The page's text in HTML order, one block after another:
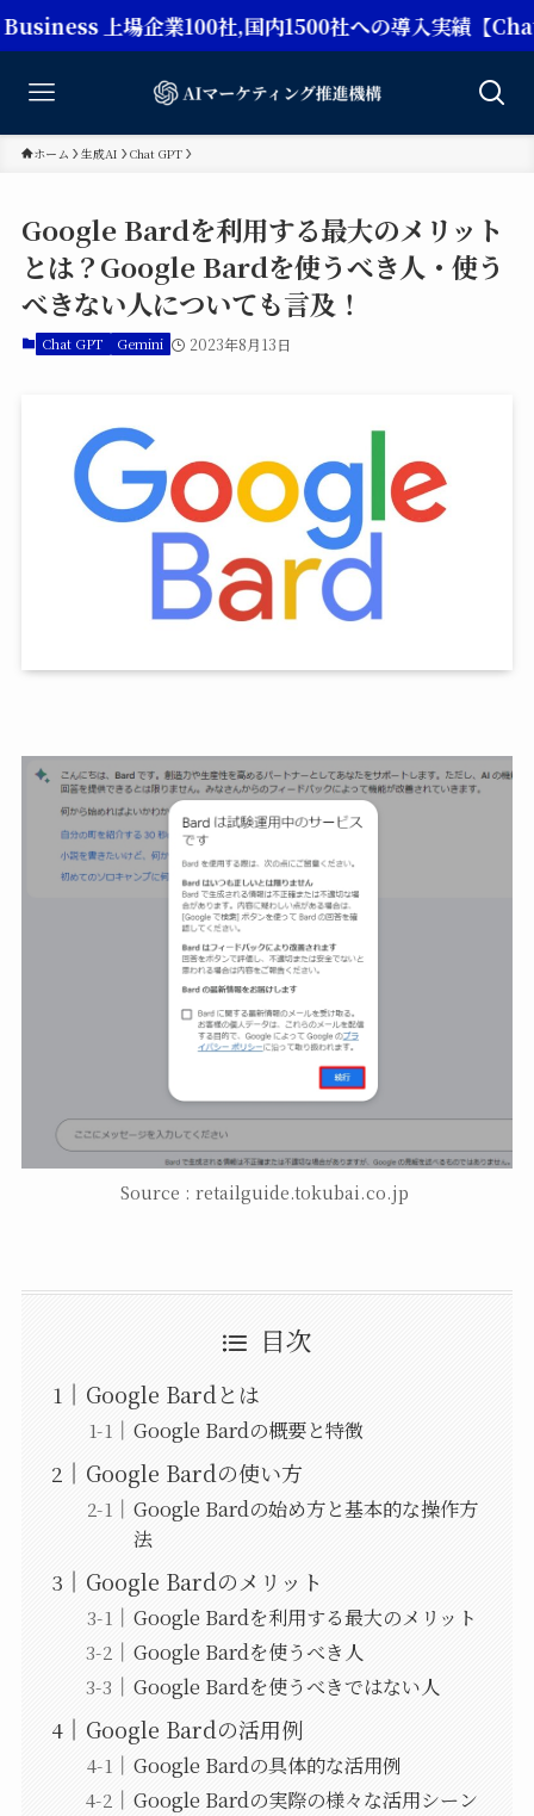
企業100社,国内1500社への導入実績【Chat GPTオー
ホーム 生成AI Chat GPT
Google Bardを利用する最大のメリット
とは？Google Bardを使うべき人・使う
べきない人についても言及！
Chat GPT Gemini 2023年8月13日
Source : retailguide.tokubai.co.jp
目次
Google Bardとは
Google Bardの概要と特徴
Google Bardの使い方
Google Bardの始め方と基本的な操作方
法
Google Bardのメリット
Google Bardを利用する最大のメリット
Google Bardを使うべき人
Google Bardを使うべきではない人
Google Bardの活用例
Google Bardの具体的な活用例
Google Bardの実際の様々な活用シーン